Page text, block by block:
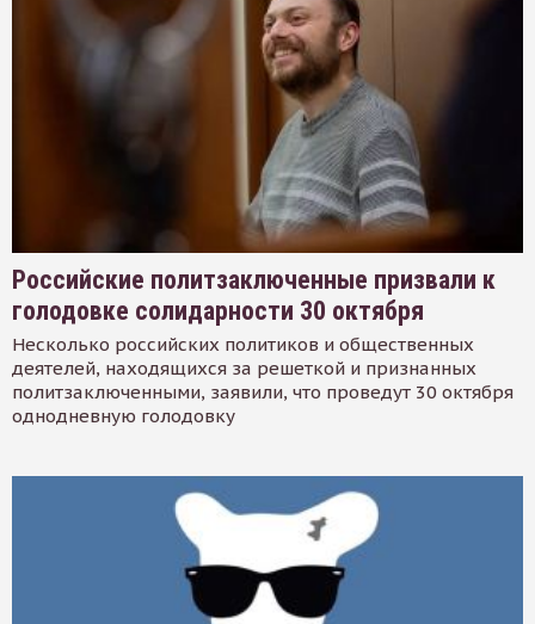
Российские политзаключенные призвали к
голодовке солидарности 30 октября
Несколько российских политиков и общественных
деятелей, находящихся за решеткой и признанных
политзаключенными, заявили, что проведут 30 октября
однодневную голодовку